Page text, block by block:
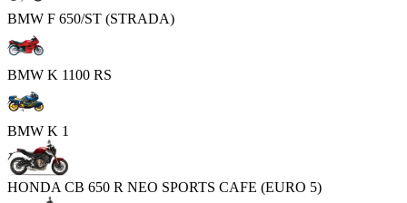
BMW F 650/ST (STRADA)
BMW K 1100 RS
BMW K 1
HONDA CB 650 R NEO SPORTS CAFE (EURO 5)